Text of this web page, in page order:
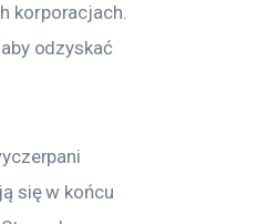
korporacjach.
odzyskać
się w końcu